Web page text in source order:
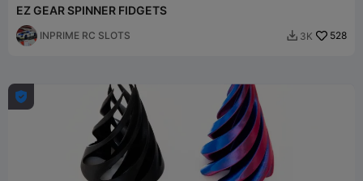
EZ GEAR SPINNER FIDGETS
INPRIME RC SLOTS  3K 528
